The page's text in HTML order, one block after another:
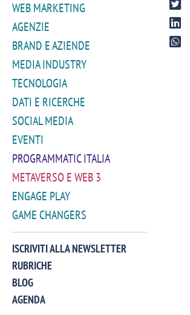
WEB MARKETING
AGENZIE
BRAND E AZIENDE
MEDIA INDUSTRY
TECNOLOGIA
DATI E RICERCHE
SOCIAL MEDIA
EVENTI
PROGRAMMATIC ITALIA
METAVERSO E WEB 3
ENGAGE PLAY
GAME CHANGERS
ISCRIVITI ALLA NEWSLETTER
RUBRICHE
BLOG
AGENDA